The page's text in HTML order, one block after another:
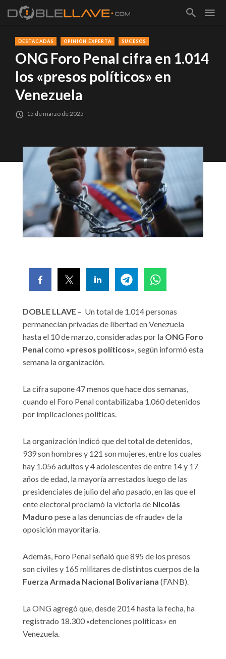
DESTACADAS OPINIÓN EXPERTA SUCESOS
ONG Foro Penal cifra en 1.014
los «presos políticos» en
Venezuela
15 de marzo de 2025
DOBLE LLAVE – Un total de 1.014 personas
permanecían privadas de libertad en Venezuela
hasta el 10 de marzo, consideradas por la ONG Foro
Penal como «presos políticos», según informó esta
semana la organización.
La cifra supone 47 menos que hace dos semanas,
cuando el Foro Penal contabilizaba 1.060 detenidos
por implicaciones políticas.
La organización indicó que del total de detenidos,
939 son hombres y 121 son mujeres, entre los cuales
hay 1.056 adultos y 4 adolescentes de entre 14 y 17
años de edad, la mayoría arrestados luego de las
presidenciales de julio del año pasado, en las que el
ente electoral proclamó la victoria de Nicolás
Maduro pese a las denuncias de «fraude» de la
oposición mayoritaria.
Además, Foro Penal señaló que 895 de los presos
son civiles y 165 militares de distintos cuerpos de la
Fuerza Armada Nacional Bolivariana (FANB).
La ONG agregó que, desde 2014 hasta la fecha, ha
registrado 18.300 «detenciones políticas» en
Venezuela.